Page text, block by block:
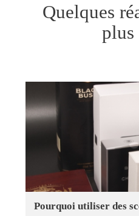
Quelques
plus
Pourquoi utiliser des